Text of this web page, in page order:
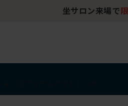
坐サロン来場で